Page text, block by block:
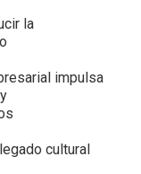
la
impulsa
cultural